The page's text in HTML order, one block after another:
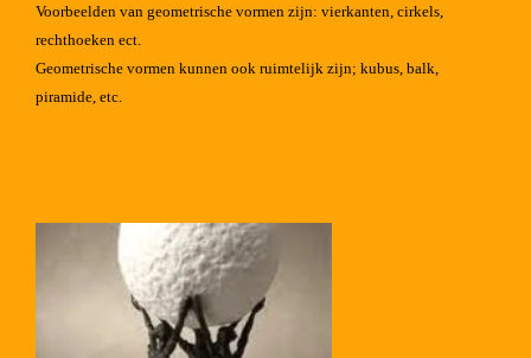
Voorbeelden van geometrische vormen zijn: vierkanten, cirkels,
rechthoeken ect.
Geometrische vormen kunnen ook ruimtelijk zijn; kubus, balk,
piramide, etc.